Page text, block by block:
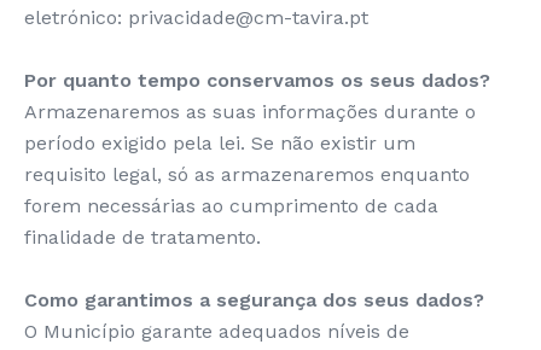
eletrónico: privacidade@cm-tavira.pt
Por quanto tempo conservamos os seus dados?
Armazenaremos as suas informações durante o
período exigido pela lei. Se não existir um
requisito legal, só as armazenaremos enquanto
forem necessárias ao cumprimento de cada
finalidade de tratamento.
Como garantimos a segurança dos seus dados?
O Município garante adequados níveis de